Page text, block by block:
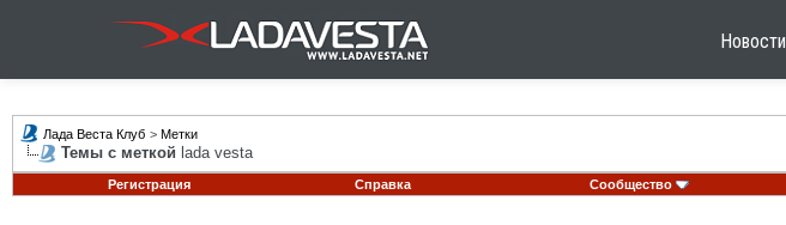
Новости
Лада Веста Клуб > Метки
Темы с меткой lada vesta
Регистрация
Справка Сообщество